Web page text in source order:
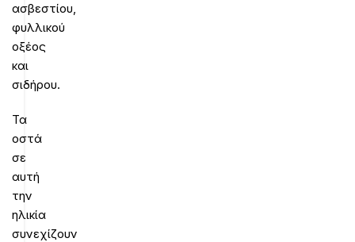
ασβεστίου,
φυλλικού
οξέος
και
σιδήρου.
Τα
οστά
σε
αυτή
την
ηλικία
συνεχίζουν